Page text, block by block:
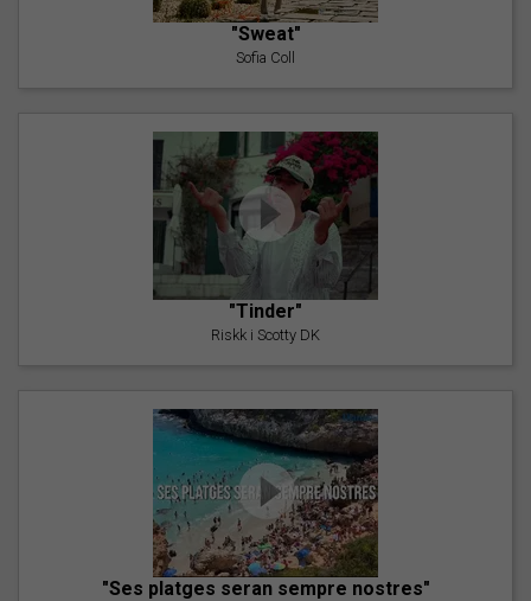
"Sweat"
Sofia Coll
"Tinder"
Riskk i Scotty DK
"Ses platges seran sempre nostres"